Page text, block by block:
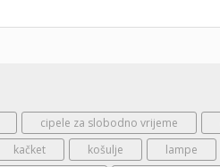
cipele za slobodno vrijeme
kačket košulje lampe